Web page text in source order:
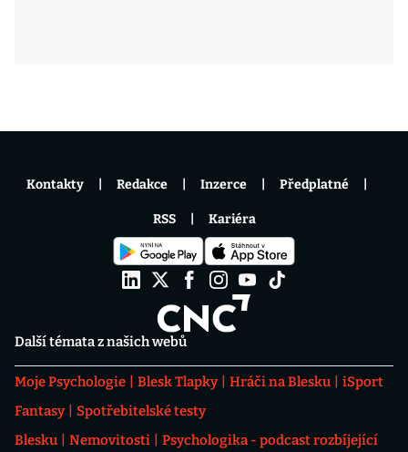
Další témata z našich webů
Moje Psychologie Blesk Tlapky Hráči na Blesku
iSport
Fantasy
Spotřebitelské testy
Blesku
Nemovitosti
Psychologika - podcast rozbíjející
Kontakty Redakce Inzerce Předplatné
RSS Kariéra